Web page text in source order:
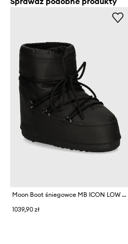
Moon Boot śniegowce MB ICON LOW RUBBER
1039,90 zł